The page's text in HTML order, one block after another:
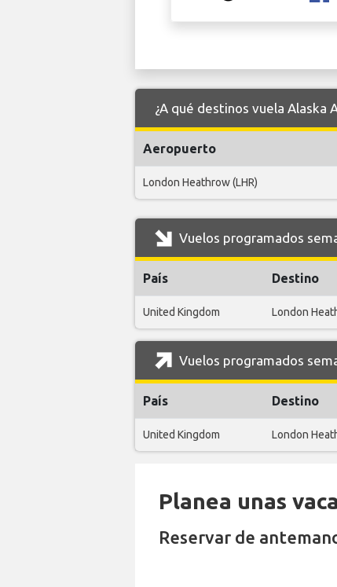
¿A qué destinos vuela Alaska
Aeropuerto
London Heathrow (LHR)
Vuelos programados
País Destino
United Kingdom London
Vuelos programados
País Destino
United Kingdom London
Planea unas
Reservar de